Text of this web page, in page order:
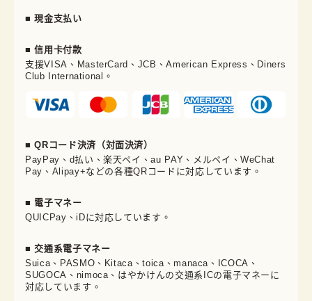
■ 現金支払い
■ 信用卡付款
支援VISA、MasterCard、JCB、American Express、Diners
Club International。
■ QRコード決済（対面決済）
PayPay、d払い、楽天ペイ、au PAY、メルペイ、WeChat
Pay、Alipay+などの各種QRコードに対応しています。
■ 電子マネー
QUICPay、iDに対応しています。
■ 交通系電子マネー
Suica、PASMO、Kitaca、toica、manaca、ICOCA、
SUGOCA、nimoca、はやかけんの交通系ICの電子マネーに
対応しています。